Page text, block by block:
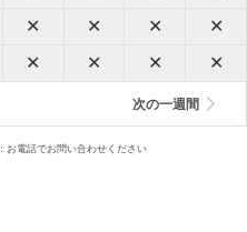
次の一週間
：お電話でお問い合わせください